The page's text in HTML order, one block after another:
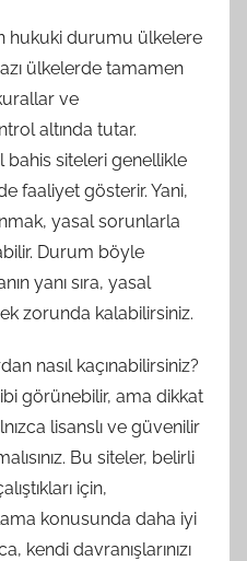
hukuki durumu ülkelere
ülkelerde tamamen
ve
altında tutar.
bahis siteleri genellikle
faaliyet gösterir. Yani,
yasal sorunlarla
Durum böyle
yanı sıra, yasal
zorunda kalabilirsiniz.
nasıl kaçınabilirsiniz?
görünebilir, ama dikkat
lisanslı ve güvenilir
Bu siteler, belirli
için,
konusunda daha iyi
kendi davranışlarınızı